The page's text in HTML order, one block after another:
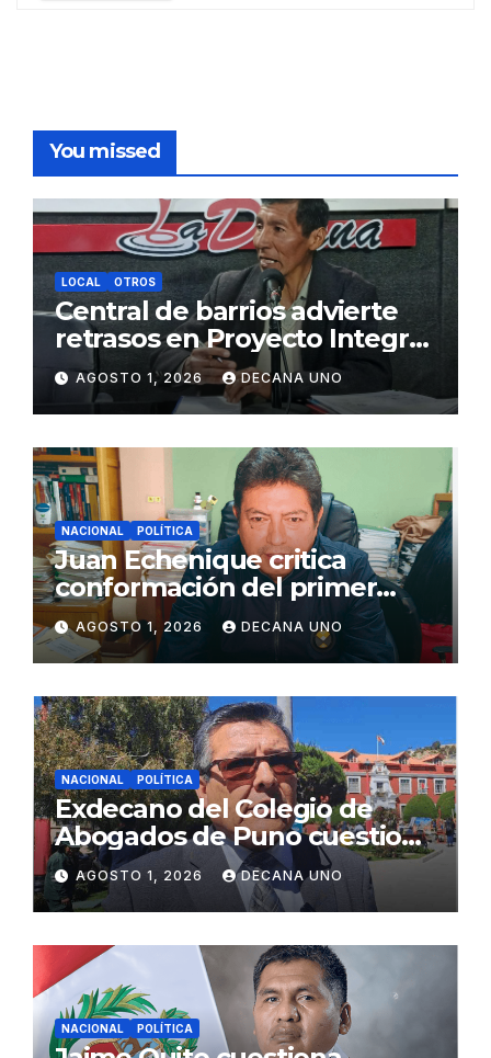
You missed
LOCAL OTROS
Central de barrios advierte
retrasos en Proyecto Integral
de Agua y Alcantarillado para
Juliaca
AGOSTO 1, 2026 DECANA UNO
NACIONAL POLÍTICA
Juan Echenique critica
conformación del primer
gabinete ministerial de Keiko
Fujimori
AGOSTO 1, 2026 DECANA UNO
NACIONAL POLÍTICA
Exdecano del Colegio de
Abogados de Puno cuestiona
propuestas sobre seguridad
ciudadana
AGOSTO 1, 2026 DECANA UNO
NACIONAL POLÍTICA